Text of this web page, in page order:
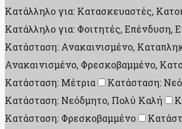
Κατάλληλο για: Κατασκευαστές,
Κατάλληλο για: Φοιτητές, Επένδυση,
Κατάσταση: Ανακαινισμένο,
Ανακαινισμένο, Φρεσκοβαμμένο,
Κατάσταση: Μέτρια
Κατάσταση:
Κατάσταση: Νεόδμητο, Πολύ Καλή
Κατάσταση: Φρεσκοβαμμένο